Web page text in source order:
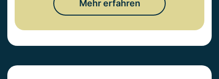
Mehr erfahren